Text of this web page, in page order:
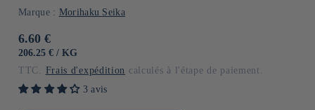
Marque : Morihaku Seika
Prix
habituel
6.60 €
PRIX
206.25 € / PAR
KG
TTC. Frais d'expédition calculés à l'étape de paiement.
3 avis